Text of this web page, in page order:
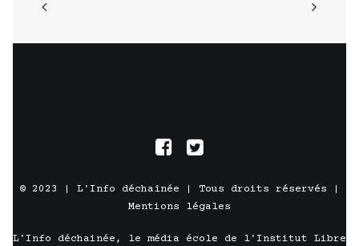
© 2023 | L'Info déchaînée | Tous droits réservés |
Mentions légales
L'Info déchainée, le média école de l' Institut Libre